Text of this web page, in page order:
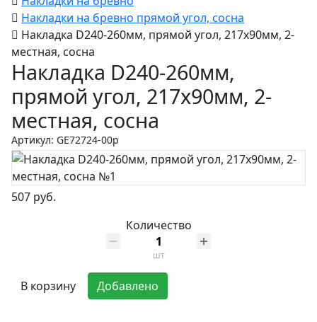
Накладки на бревно прямой угол, сосна
Накладка D240-260мм, прямой угол, 217x90мм, 2-
местная, сосна
Накладка D240-260мм,
прямой угол, 217x90мм, 2-
местная, сосна
Артикул: GE72724-00p
507 руб.
Количество
шт
В корзину Добавлено